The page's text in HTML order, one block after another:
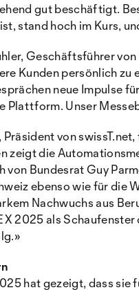
gut beschäftigt.
stand hoch im Kurs,
Geschäftsführer
Kunden persönlich zu
neue Impulse
Plattform. Unser
Präsident von
zeigt die
von Bundesrat Guy
ebenso wie für die
Nachwuchs aus
2025 als
hat gezeigt, dass